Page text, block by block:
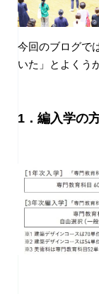
今回のブログで
いた」とよくう
1．編入学の